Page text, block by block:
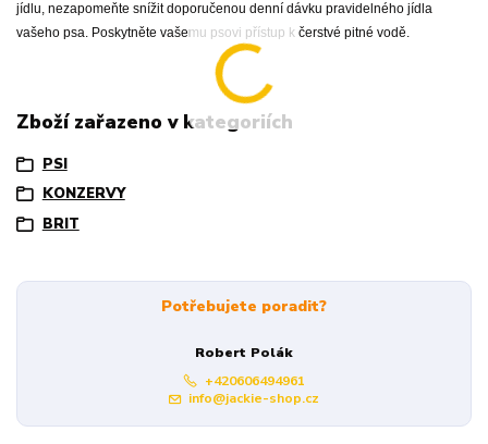
jídlu, nezapomeňte snížit doporučenou denní dávku pravidelného jídla
vašeho psa. Poskytněte vašemu psovi přístup k čerstvé pitné vodě.
Zboží zařazeno v kategoriích
PSI
KONZERVY
BRIT
Potřebujete poradit?
Robert Polák
+420606494961
info@jackie-shop.cz